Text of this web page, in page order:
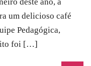
deste ano, a
um delicioso café
Pedagógica,
foi […]